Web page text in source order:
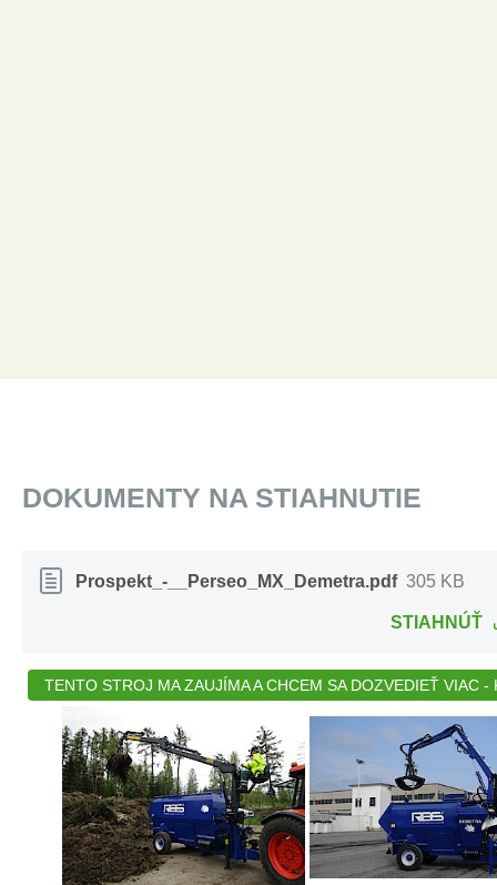
DOKUMENTY NA STIAHNUTIE
Prospekt_-__Perseo_MX_Demetra.pdf 305 KB
STIAHNÚŤ
TENTO STROJ MA ZAUJÍMA A CHCEM SA DOZVEDIEŤ VIAC -